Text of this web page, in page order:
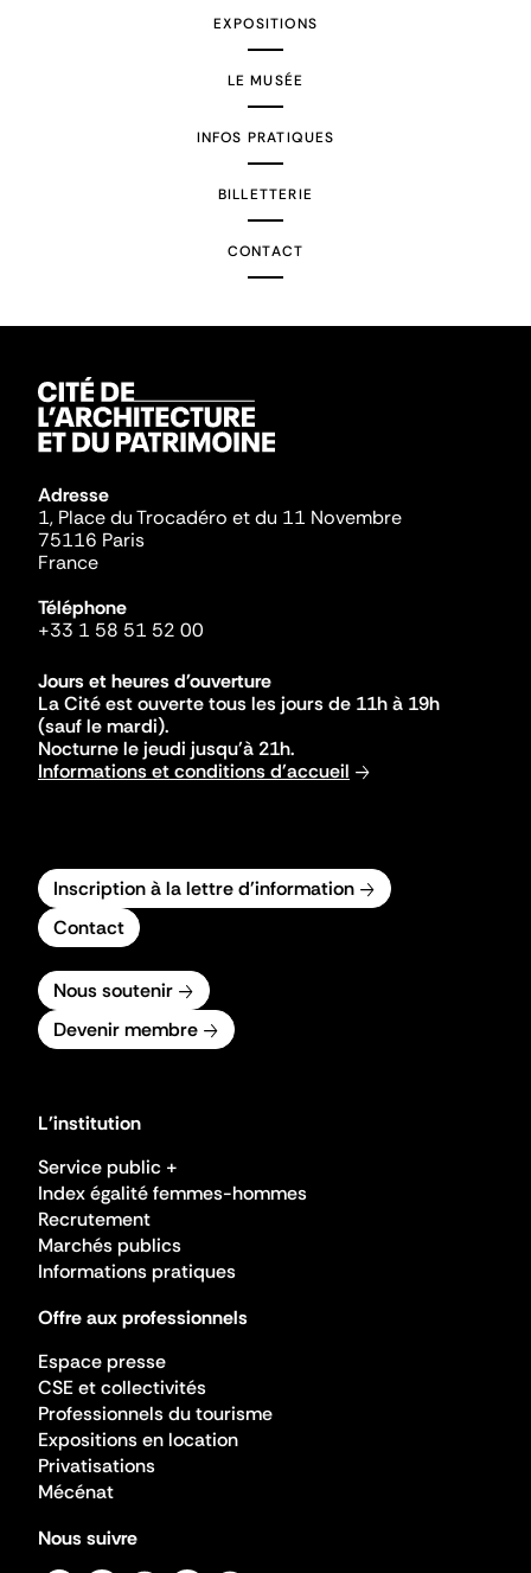
EXPOSITIONS
LE MUSÉE
INFOS PRATIQUES
BILLETTERIE
CONTACT
Adresse
1, Place du Trocadéro et du 11 Novembre
75116 Paris
France
Téléphone
+33 1 58 51 52 00
Jours et heures d'ouverture
La Cité est ouverte tous les jours de 11h à 19h
(sauf le mardi).
Nocturne le jeudi jusqu'à 21h.
Informations et conditions d'accueil
Inscription à la lettre d'information
Contact
Nous soutenir
Devenir membre
L'institution
Service public +
Index égalité femmes-hommes
Recrutement
Marchés publics
Informations pratiques
Offre aux professionnels
Espace presse
CSE et collectivités
Professionnels du tourisme
Expositions en location
Privatisations
Mécénat
Nous suivre